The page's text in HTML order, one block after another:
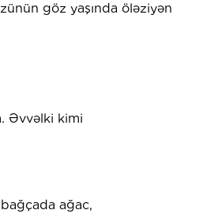
göz yaşında öləziyən
Əvvəlki kimi
ağac,